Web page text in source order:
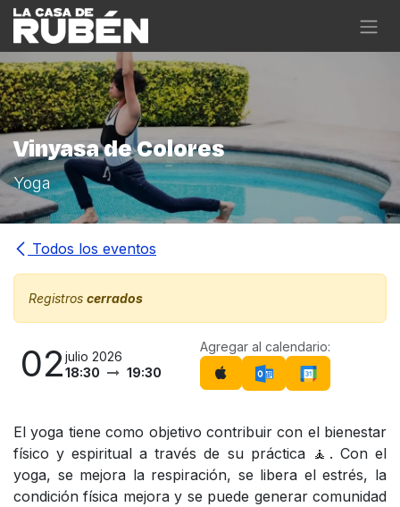
Ir al contenido
Vinyasa de Colores
Yoga
Todos los eventos
Registros cerrados
02julio 2026
18:30
19:30
Agregar al calendario:
El yoga tiene como objetivo contribuir con el bienestar
físico y espiritual a través de su práctica 🧘. Con el
yoga, se mejora la respiración, se libera el estrés, la
condición física mejora y se puede generar comunidad